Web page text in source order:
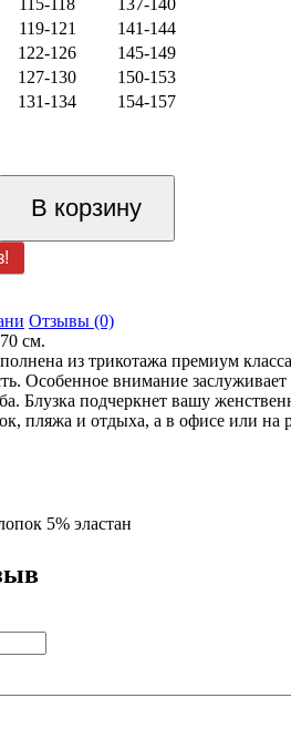
115-118
137-140
119-121
141-144
122-126
145-149
127-130
150-153
131-134 154-157
Отзывы (0)
см.
из трикотажа премиум
Особенное внимание
Блузка подчеркнет вашу
пляжа и отдыха, а в офисе или на
5% эластан